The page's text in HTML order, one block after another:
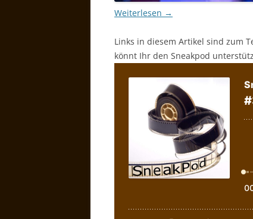
Weiterlesen →
Links in diesem Artikel sind zum
könnt Ihr den Sneakpod